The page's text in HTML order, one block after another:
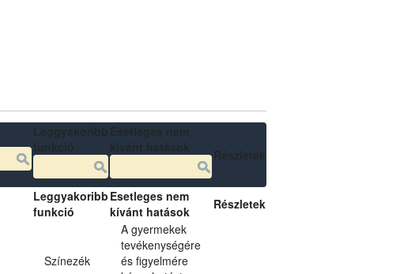
Leggyakoribb
funkció
Esetleges nem
kívánt hatások
Részletek
Színezék
A gyermekek
tevékenységére
és figyelmére